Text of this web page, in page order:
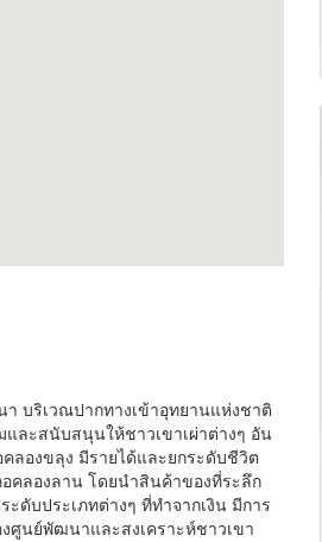
ริเวณปากทางเข้าอุทยานแห่งชาติ
และสนับสนุนให้ชาวเขาเผ่าต่างๆ อัน
คลองขลุง มีรายได้และยกระดับชีวิต
อคลองลาน โดยนำสินค้าของที่ระลึก
ดับประเภทต่างๆ ที่ทำจากเงิน มีการ
ศูนย์พัฒนาและสงเคราะห์ชาวเขา